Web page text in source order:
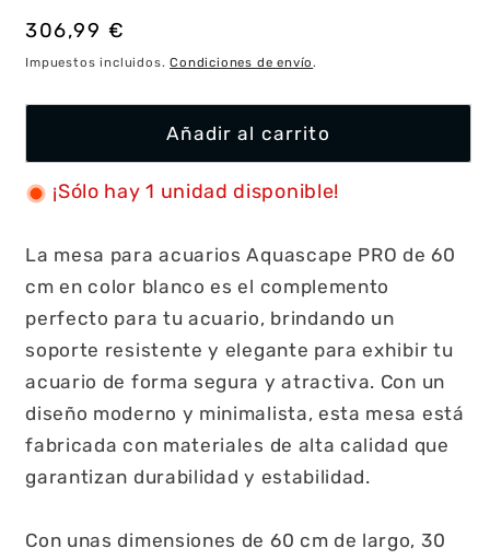
Precio
habitual
306,99 €
Impuestos incluidos.Condiciones de envío.
Añadir al carrito
¡Sólo hay 1 unidad disponible!
La mesa para acuarios Aquascape PRO de 60
cm en color blanco es el complemento
perfecto para tu acuario, brindando un
soporte resistente y elegante para exhibir tu
acuario de forma segura y atractiva. Con un
diseño moderno y minimalista, esta mesa está
fabricada con materiales de alta calidad que
garantizan durabilidad y estabilidad.
Con unas dimensiones de 60 cm de largo, 30